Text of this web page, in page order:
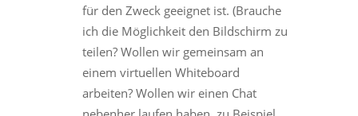
für den Zweck geeignet ist. (Brauche
ich die Möglichkeit den Bildschirm zu
teilen? Wollen wir gemeinsam an
einem virtuellen Whiteboard
arbeiten? Wollen wir einen Chat